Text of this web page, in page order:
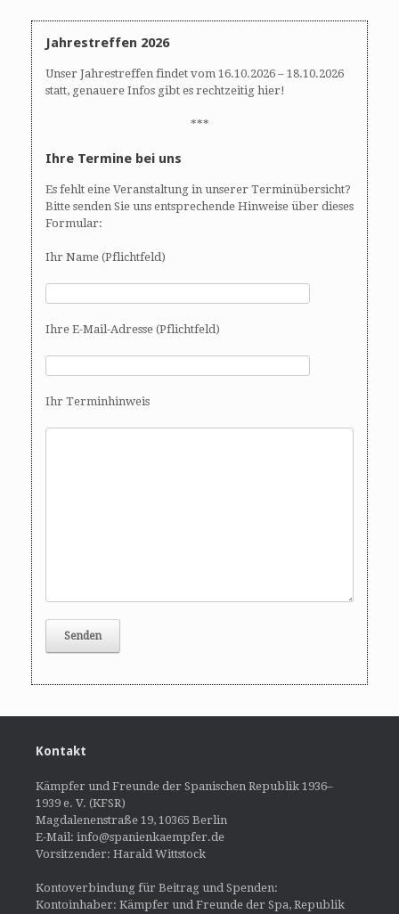
Jahrestreffen 2026
Unser Jahrestreffen findet vom 16.10.2026 – 18.10.2026
statt, genauere Infos gibt es rechtzeitig hier!
***
Ihre Termine bei uns
Es fehlt eine Veranstaltung in unserer Terminübersicht?
Bitte senden Sie uns entsprechende Hinweise über dieses
Formular:
Ihr Name (Pflichtfeld)
Ihre E-Mail-Adresse (Pflichtfeld)
Ihr Terminhinweis
Kontakt
Kämpfer und Freunde der Spanischen Republik 1936–
1939 e. V. (KFSR)
Magdalenenstraße 19, 10365 Berlin
E-Mail: info@spanienkaempfer.de
Vorsitzender: Harald Wittstock
Kontoverbindung für Beitrag und Spenden:
Kontoinhaber: Kämpfer und Freunde der Spa, Republik